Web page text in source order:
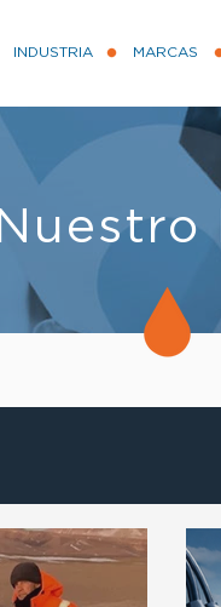
INDUSTRIA MARCAS
Nuestro